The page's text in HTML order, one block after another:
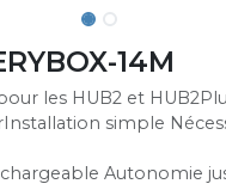
14M
les HUB2 et
simple
Autonomie